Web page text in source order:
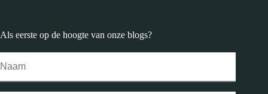
Als eerste op de hoogte van onze blogs?